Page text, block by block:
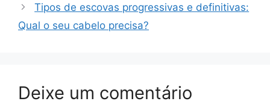
Tipos de escovas progressivas e definitivas:
Qual o seu cabelo precisa?
Deixe um comentário